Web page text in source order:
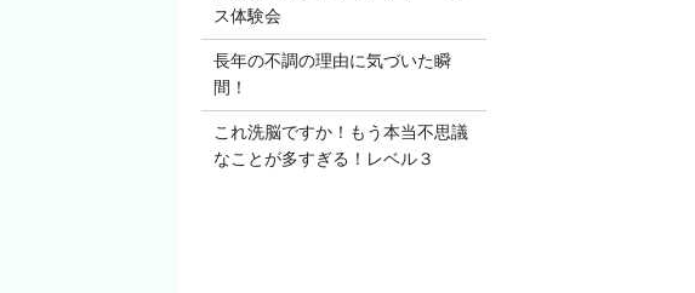
ス体験会
長年の不調の理由に気づいた瞬
間！
これ洗脳ですか！もう本当不思議
なことが多すぎる！レベル３